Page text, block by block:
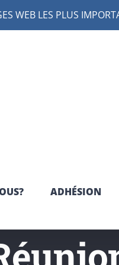
WEB LES PLUS
ADHÉSION